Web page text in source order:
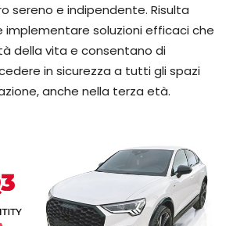
sereno e indipendente. Risulta
soluzioni efficaci che
della vita e consentano di
in sicurezza a tutti gli spazi
anche nella terza età.